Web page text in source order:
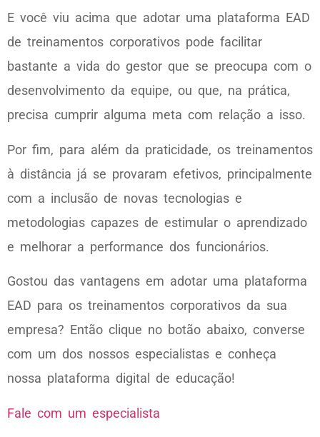
E você viu acima que adotar uma plataforma EAD
de treinamentos corporativos pode facilitar
bastante a vida do gestor que se preocupa com o
desenvolvimento da equipe, ou que, na prática,
precisa cumprir alguma meta com relação a isso.
Por fim, para além da praticidade, os treinamentos
à distância já se provaram efetivos, principalmente
com a inclusão de novas tecnologias e
metodologias capazes de estimular o aprendizado
e melhorar a performance dos funcionários.
Gostou das vantagens em adotar uma plataforma
EAD para os treinamentos corporativos da sua
empresa? Então clique no botão abaixo, converse
com um dos nossos especialistas e conheça
nossa plataforma digital de educação!
Fale com um especialista